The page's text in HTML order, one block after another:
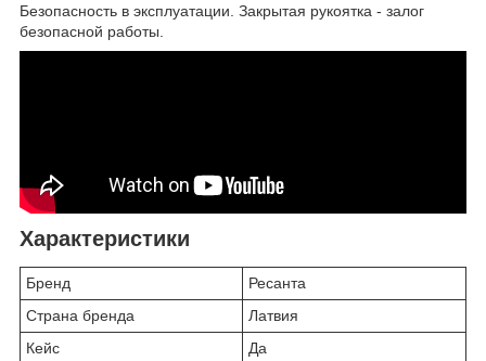
Безопасность в эксплуатации. Закрытая рукоятка - залог
безопасной работы.
Характеристики
Бренд
Ресанта
Страна бренда
Латвия
Кейс
Да